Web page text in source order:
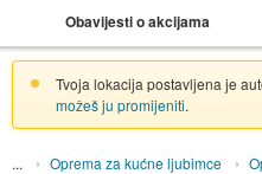
Obavijesti o akcijama
Tvoja lokacija postavljena je
možeš ju promijeniti.
Oprema za kućne ljubimce